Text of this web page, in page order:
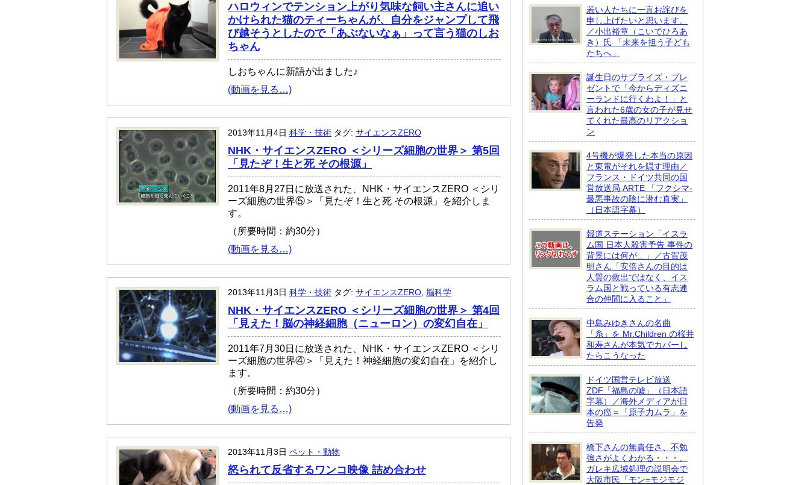
ハロウィンでテンション上がり気味な飼い主さんに追い
かけられた猫のティーちゃんが、自分をジャンプして飛
び越そうとしたので「あぶないなぁ」って言う猫のしお
ちゃん
しおちゃんに新語が出ました♪
(動画を見る…)
2013年11月4日 科学・技術 タグ: サイエンスZERO
NHK・サイエンスZERO ＜シリーズ細胞の世界＞ 第5回
「見たぞ！生と死 その根源」
2011年8月27日に放送された、NHK・サイエンスZERO ＜シリ
ーズ細胞の世界⑤＞「見たぞ！生と死 その根源」を紹介しま
す。
（所要時間：約30分）
(動画を見る…)
2013年11月3日 科学・技術 タグ: サイエンスZERO 脳科学
NHK・サイエンスZERO ＜シリーズ細胞の世界＞ 第4回
「見えた！脳の神経細胞（ニューロン）の変幻自在」
2011年7月30日に放送された、NHK・サイエンスZERO ＜シリ
ーズ細胞の世界④＞「見えた！神経細胞の変幻自在」を紹介し
ます。
（所要時間：約30分）
(動画を見る…)
2013年11月3日 ペット・動物
怒られて反省するワンコ映像 詰め合わせ
若い人たちに一言お詫びを
申し上げたいと思います。
／小出裕章（こいでひろあ
き）氏 「未来を担う子ども
たちへ」
誕生日のサプライズ・プレ
ゼントで「今からディズニ
ーランドに行くわよ！」と
言われた6歳の女の子が見せ
てくれた最高のリアクショ
ン
4号機が爆発した本当の原因
と東電がそれを隠す理由／
フランス・ドイツ共同の国
営放送局 ARTE 「フクシマ-
最悪事故の陰に潜む真実」
（日本語字幕）
報道ステーション「イスラ
ム国 日本人殺害予告 事件の
背景には何が…」／古賀茂
明さん「安倍さんの目的は
人質の救出ではなく、イス
ラム国と戦っている有志連
合の仲間に入ること」
中島みゆきさんの名曲
「糸」を Mr.Children の桜井
和寿さんが本気でカバーし
たらこうなった
ドイツ国営テレビ放送
ZDF「福島の嘘」（日本語
字幕）／海外メディアが日
本の癌＝「原子力ムラ」を
告発
橋下さんの無責任さ、不勉
強さがよくわかる・・・。
ガレキ広域処理の説明会で
大阪市民「モン=モジモジ